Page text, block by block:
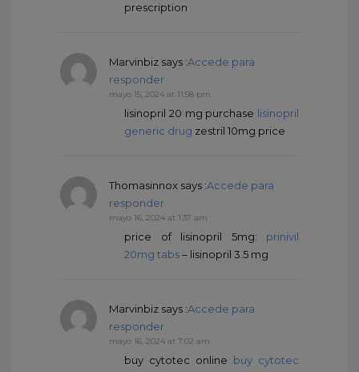
prescription
Marvinbiz says :Accede para
responder
mayo 15, 2024 at 11:58 pm
lisinopril 20 mg purchase lisinopril
generic drug zestril 10mg price
Thomasinnox says :Accede para
responder
mayo 16, 2024 at 1:37 am
price of lisinopril 5mg: prinivil
20mg tabs– lisinopril 3.5 mg
Marvinbiz says :Accede para
responder
mayo 16, 2024 at 7:02 am
buy cytotec online buy cytotec